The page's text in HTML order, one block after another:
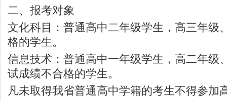
二、报考对象
文化科目：普通高中二年级学生，高三年级
格的学生。
信息技术：普通高中一年级学生，高二年级
试成绩不合格的学生。
凡未取得我省普通高中学籍的考生不得参加